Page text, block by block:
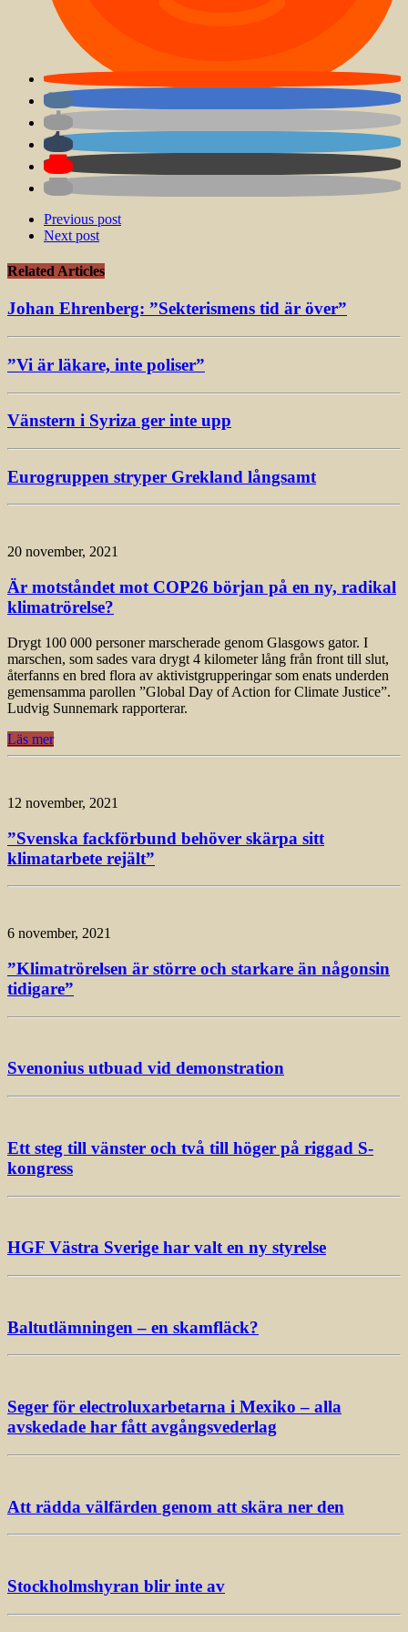
Previous post
Next post
Related Articles
Johan Ehrenberg: ”Sekterismens tid är över”
”Vi är läkare, inte poliser”
Vänstern i Syriza ger inte upp
Eurogruppen stryper Grekland långsamt
20 november, 2021
Är motståndet mot COP26 början på en ny, radikal
klimatrörelse?
Drygt 100 000 personer marscherade genom Glasgows gator. I
marschen, som sades vara drygt 4 kilometer lång från front till slut,
återfanns en bred flora av aktivistgrupperingar som enats underden
gemensamma parollen ”Global Day of Action for Climate Justice”.
Ludvig Sunnemark rapporterar.
Läs mer
12 november, 2021
”Svenska fackförbund behöver skärpa sitt
klimatarbete rejält”
6 november, 2021
”Klimatrörelsen är större och starkare än någonsin
tidigare”
Svenonius utbuad vid demonstration
Ett steg till vänster och två till höger på riggad S-
kongress
HGF Västra Sverige har valt en ny styrelse
Baltutlämningen – en skamfläck?
Seger för electroluxarbetarna i Mexiko – alla
avskedade har fått avgångsvederlag
Att rädda välfärden genom att skära ner den
Stockholmshyran blir inte av